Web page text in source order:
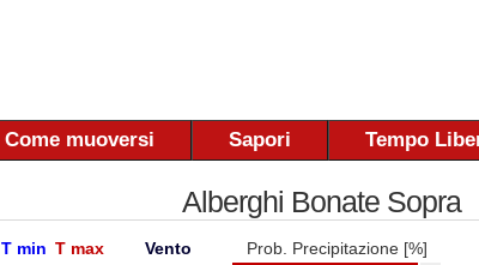
Come muoversi Sapori Tempo
Alberghi Bonate Sopra
T min T max Vento
Prob. Precipitazione [%]